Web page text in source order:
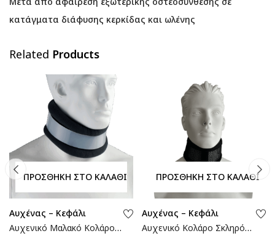
κατάγματα διάφυσης κερκίδας και ωλένης
Related Products
ΠΡΟΣΘΉΚΗ ΣΤΟ ΚΑΛΆΘΙ
Αυχένας – Κεφάλι
Αυχενικό Μαλακό Κολάρο |
ΠΡΟΣΘΉΚΗ ΣΤΟ ΚΑΛΆΘΙ
Αυχένας – Κεφάλι
Αυχενικό Κολάρο Σκληρό